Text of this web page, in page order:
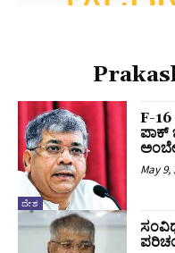
ದೇಶ
F-
ಪಾಕ್‌
May 9,